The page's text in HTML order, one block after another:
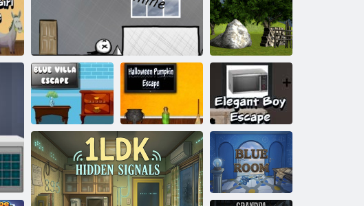
That Level Again 2-Online
Thanksgiving
Episode2
Foresta di
Villaggio Di
Fuga Episodio 2
Fuga dalla villa
blu
Fuga di zucca di
Halloween
Fuga elegante
del ragazzo